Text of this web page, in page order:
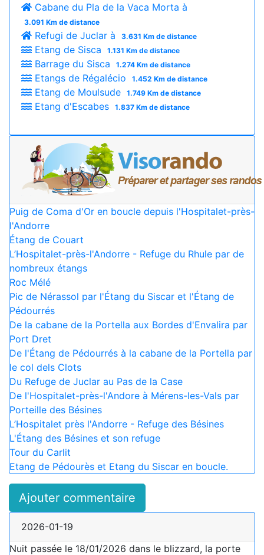
Cabane du Pla de la Vaca Morta à
3.091 Km de distance
Refugi de Juclar à 3.631 Km de distance
Etang de Sisca 1.131 Km de distance
Barrage du Sisca 1.274 Km de distance
Etangs de Régalécio 1.452 Km de distance
Etang de Moulsude 1.749 Km de distance
Etang d'Escabes 1.837 Km de distance
Puig de Coma d'Or en boucle depuis l'Hospitalet-près-
l'Andorre
Étang de Couart
L’Hospitalet-près-l'Andorre - Refuge du Rhule par de
nombreux étangs
Roc Mélé
Pic de Nérassol par l'Étang du Siscar et l'Étang de
Pédourrés
De la cabane de la Portella aux Bordes d'Envalira par
Port Dret
De l'Étang de Pédourrés à la cabane de la Portella par
le col dels Clots
Du Refuge de Juclar au Pas de la Case
De l'Hospitalet-près-l'Andore à Mérens-les-Vals par
Porteille des Bésines
L’Hospitalet près l'Andorre - Refuge des Bésines
L'Étang des Bésines et son refuge
Tour du Carlit
Etang de Pédourès et Etang du Siscar en boucle.
Ajouter commentaire
2026-01-19
Nuit passée le 18/01/2026 dans le blizzard, la porte